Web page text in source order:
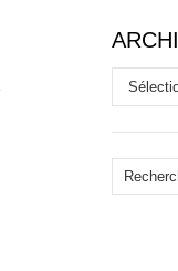
Archives